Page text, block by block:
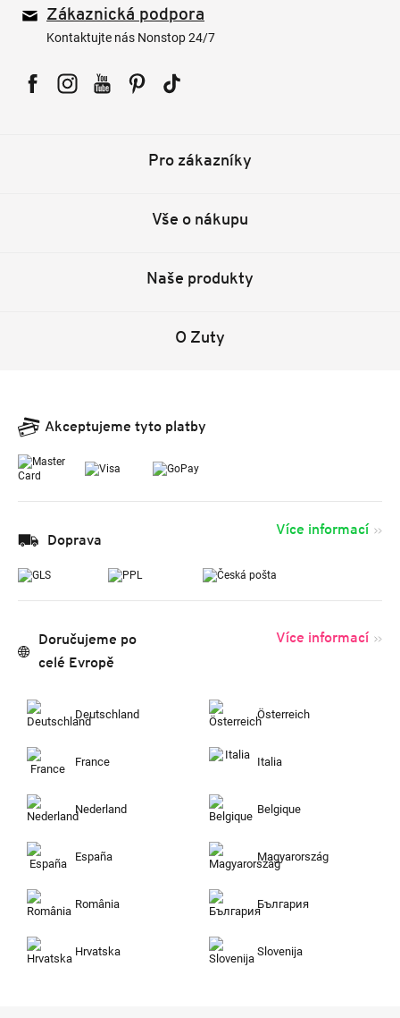
Zákaznická podpora
Kontaktujte nás Nonstop 24/7
Pro zákazníky
Vše o nákupu
Naše produkty
O Zuty
Akceptujeme tyto platby
Doprava
Více informací
Doručujeme po
celé Evropě
Více informací
Deutschland Österreich
France Italia
Nederland Belgique
España Magyarország
România България
Hrvatska Slovenija